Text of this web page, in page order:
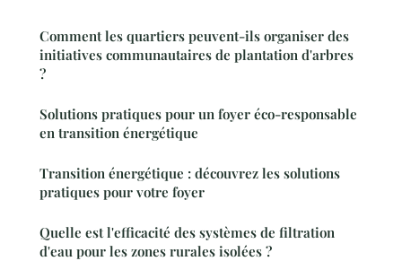
Comment les quartiers peuvent-ils organiser des
initiatives communautaires de plantation d'arbres
?
Solutions pratiques pour un foyer éco-responsable
en transition énergétique
Transition énergétique : découvrez les solutions
pratiques pour votre foyer
Quelle est l'efficacité des systèmes de filtration
d'eau pour les zones rurales isolées ?